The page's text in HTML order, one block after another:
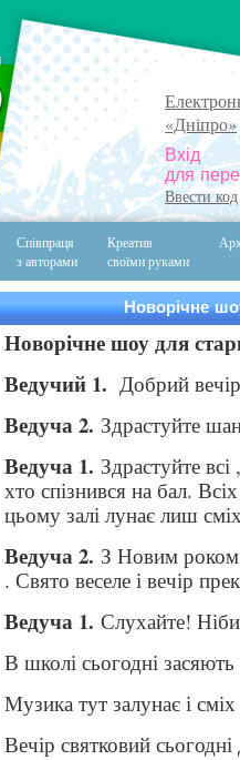
«Дніпро»
Вхід
для
Ввести
Співпраця
з авторами
Креатив
своїми руками
Новорічне
Новорічне шоу для
Ведучий 1. Добрий
Ведуча 2. Здрастуйте
Ведуча 1. Здрастуйте
хто спізнився на бал.
цьому залі лунає лиш
Ведуча 2. З Новим
. Свято веселе і вечір
Ведуча 1. Слухайте!
В школі сьогодні засяють
Музика тут залунає і сміх
Вечір святковий сьогодні